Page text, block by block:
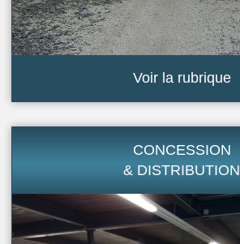
Voir la rubrique
CONCESSION
& DISTRIBUTION